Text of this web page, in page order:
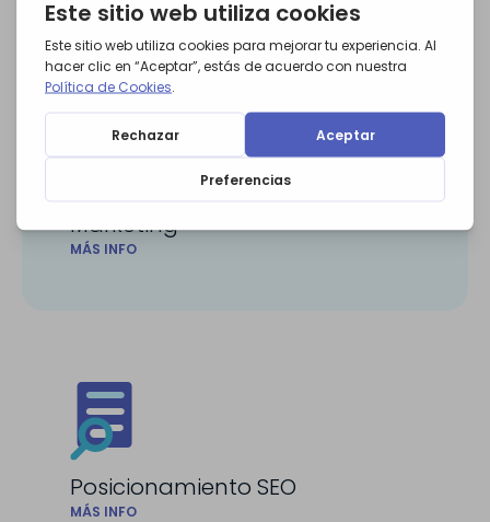
Marketing
MÁS INFO
Posicionamiento SEO
MÁS INFO